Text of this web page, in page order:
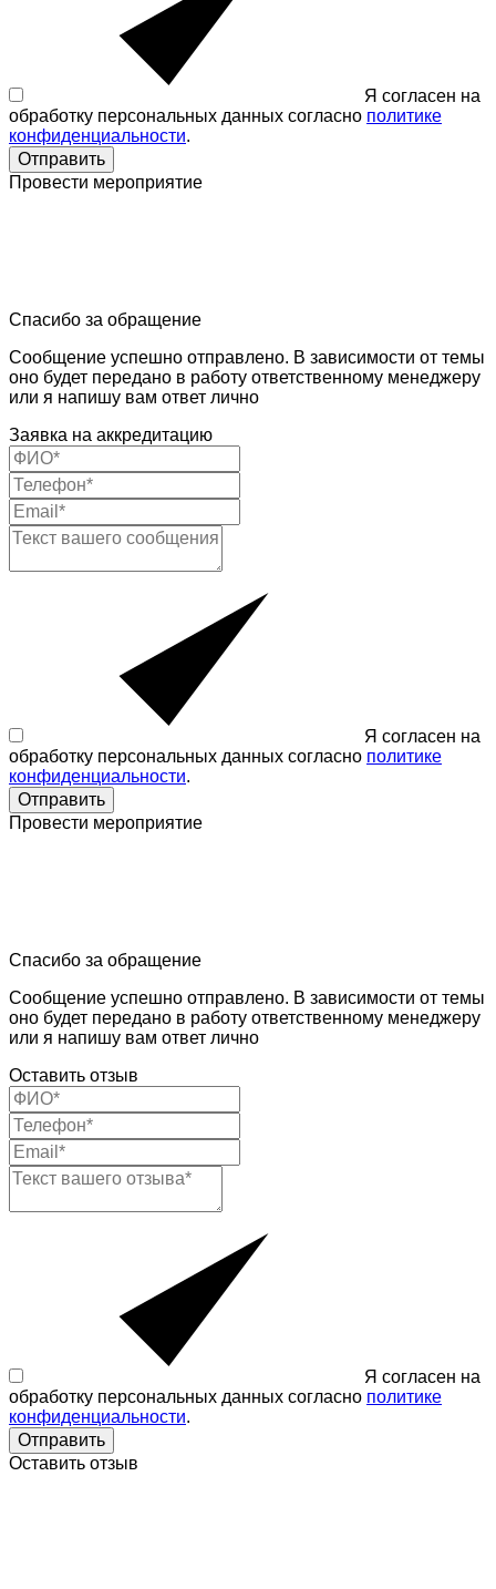
Я согласен на
обработку персональных данных согласно политике
конфиденциальности.
Отправить
Провести мероприятие
Спасибо за обращение
Сообщение успешно отправлено. В зависимости от темы
оно будет передано в работу ответственному менеджеру
или я напишу вам ответ лично
Заявка на аккредитацию
Я согласен на
обработку персональных данных согласно политике
конфиденциальности.
Отправить
Провести мероприятие
Спасибо за обращение
Сообщение успешно отправлено. В зависимости от темы
оно будет передано в работу ответственному менеджеру
или я напишу вам ответ лично
Оставить отзыв
Я согласен на
обработку персональных данных согласно политике
конфиденциальности.
Отправить
Оставить отзыв